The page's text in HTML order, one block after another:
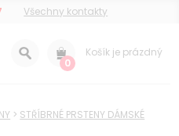
Všechny kontakty
0
Košík je prázdný
> STŘÍBRNÉ PRSTENY DÁMSKÉ